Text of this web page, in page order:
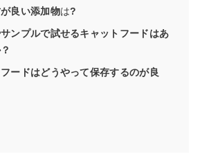
良い添加物は?
ンプルで試せるキャットフードはあ
ードはどうやって保存するのが良